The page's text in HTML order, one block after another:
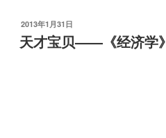
发
布
于
2013年1月31日
天才宝贝——《经济学》